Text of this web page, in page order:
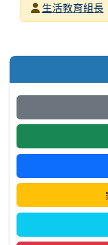
發布者
生活教育組長
左邊區域內容